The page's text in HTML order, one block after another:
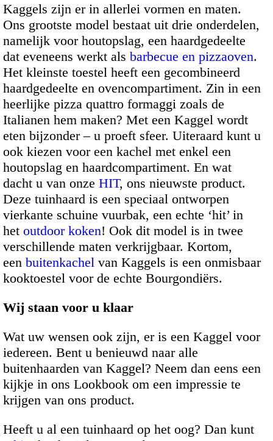
Kaggels zijn er in allerlei vormen en maten.
Ons grootste model bestaat uit drie onderdelen,
namelijk voor houtopslag, een haardgedeelte
dat eveneens werkt als barbecue en pizzaoven.
Het kleinste toestel heeft een gecombineerd
haardgedeelte en ovencompartiment. Zin in een
heerlijke pizza quattro formaggi zoals de
Italianen hem maken? Met een Kaggel wordt
eten bijzonder – u proeft sfeer. Uiteraard kunt u
ook kiezen voor een kachel met enkel een
houtopslag en haardcompartiment. En wat
dacht u van onze HIT, ons nieuwste product.
Deze tuinhaard is een speciaal ontworpen
vierkante schuine vuurbak, een echte ‘hit’ in
het outdoor koken! Ook dit model is in twee
verschillende maten verkrijgbaar. Kortom,
een buitenkachel van Kaggels is een onmisbaar
kooktoestel voor de echte Bourgondiërs.
Wij staan voor u klaar
Wat uw wensen ook zijn, er is een Kaggel voor
iedereen. Bent u benieuwd naar alle
buitenhaarden van Kaggel? Neem dan eens een
kijkje in ons Lookbook om een impressie te
krijgen van ons product.
Heeft u al een tuinhaard op het oog? Dan kunt